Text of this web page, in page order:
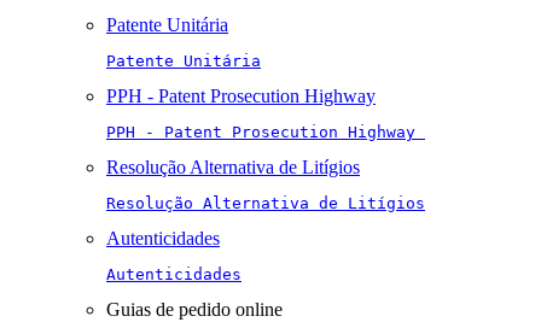
Patente Unitária
Patente Unitária
PPH - Patent Prosecution Highway
PPH - Patent Prosecution Highway
Resolução Alternativa de Litígios
Resolução Alternativa de Litígios
Autenticidades
Autenticidades
Guias de pedido online